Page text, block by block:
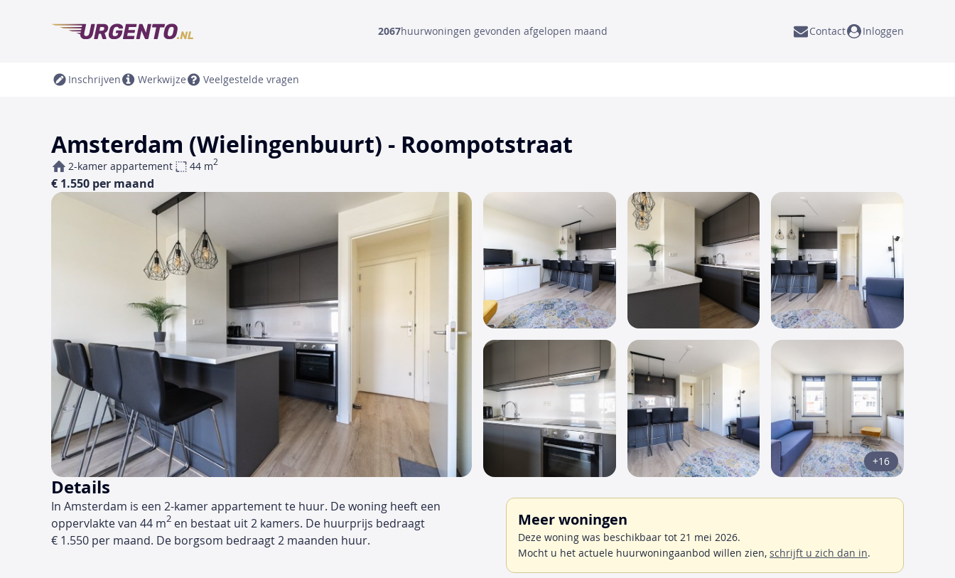
2067huurwoningen gevonden afgelopen maand Contact Inloggen
Inschrijven Werkwijze Veelgestelde vragen
Amsterdam (Wielingenbuurt) - Roompotstraat
2-kamer appartement 44 m2
€ 1.550 per maand
+16
Details
In Amsterdam is een 2-kamer appartement te huur. De woning heeft een
oppervlakte van 44 m2 en bestaat uit 2 kamers. De huurprijs bedraagt
€ 1.550 per maand. De borgsom bedraagt 2 maanden huur.
Meer woningen
Deze woning was beschikbaar tot 21 mei 2026.
Mocht u het actuele huurwoningaanbod willen zien, schrijft u zich dan in.